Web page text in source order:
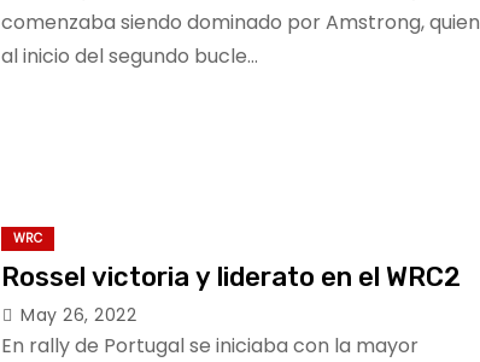
comenzaba siendo dominado por Amstrong, quien
al inicio del segundo bucle…
WRC
Rossel victoria y liderato en el WRC2
May 26, 2022
En rally de Portugal se iniciaba con la mayor